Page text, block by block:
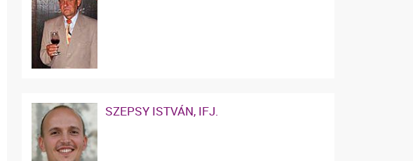
SZEPSY ISTVÁN, IFJ.